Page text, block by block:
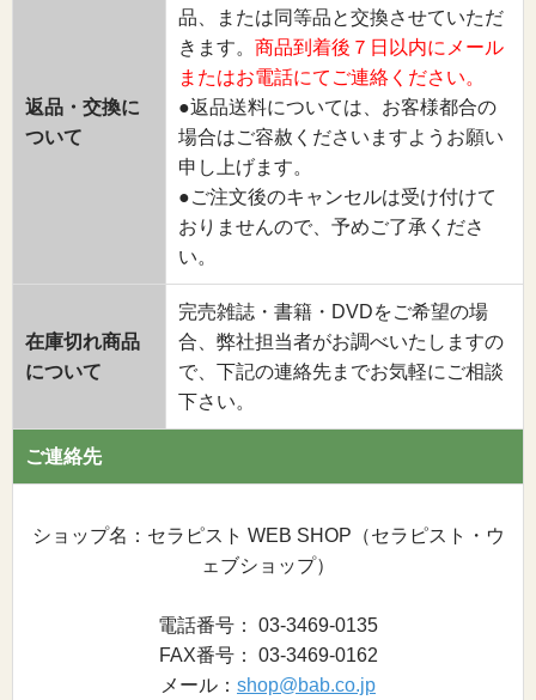
返品・交換に
ついて
品、または同等品と交換させていただ
きます。 商品到着後７日以内にメール
またはお電話にてご連絡ください。
●返品送料については、お客様都合の
場合はご容赦くださいますようお願い
申し上げます。
●ご注文後のキャンセルは受け付けて
おりませんので、予めご了承くださ
い。
在庫切れ商品
について
完売雑誌・書籍・DVDをご希望の場
合、弊社担当者がお調べいたしますの
で、下記の連絡先までお気軽にご相談
下さい。
ご連絡先
ショップ名：セラピスト WEB SHOP（セラピスト・ウ
ェブショップ）
電話番号： 03-3469-0135
FAX番号： 03-3469-0162
メール： shop@bab.co.jp